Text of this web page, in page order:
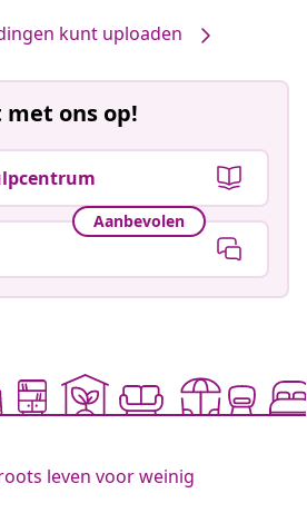
kunt uploaden
ons op!
Aanbevolen
leven voor weinig